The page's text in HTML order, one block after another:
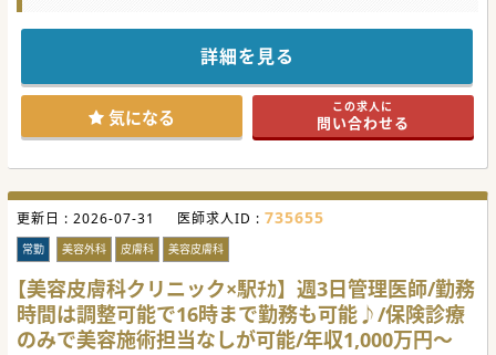
■大手法人が運営する当クリニックは、週3日勤務や勤務時
間の柔軟な調整が可能であり、仕事と私生活を両立しやすい
■美容皮膚科の研修制度が非常に充実しているため、美容未
経験の先生でも先輩医師の指導のもとで安心して業務を開始
できます。
■電子カルテの導入や当直・オンコールのない体制が整って
おり、心身ともにゆとりを持って日々の診療に専念できる職
【やりがい】
■保険診療の経験を存分に発揮しながら、最先端の美容皮膚
科の知識や手技を基礎から体系的に学び習得できることが大
きな魅力です。
■肌の悩みを抱える多くの患者様に寄り添い、丁寧なカウン
セリングと的確な施術を通じて目に見える治療効果を提供で
きる仕事です。
■当直や夜間の呼び出しがないため、十分な休息を挟みなが
ら、高いモチベーションを維持して日々の質の高い医療を提
供できます。
詳細を見る
気になる この求人に
問い合わせる
更新日 : 2026-07-31 医師求人ID : 735655
常勤 美容外科 皮膚科 美容皮膚科
【美容皮膚科クリニック×駅ﾁｶ】週3日管理医師/勤務
時間は調整可能で16時まで勤務も可能♪/保険診療
のみで美容施術担当なしが可能/年収1,000万円～